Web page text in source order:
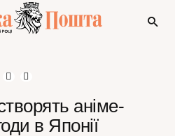
аніме-
в Японії